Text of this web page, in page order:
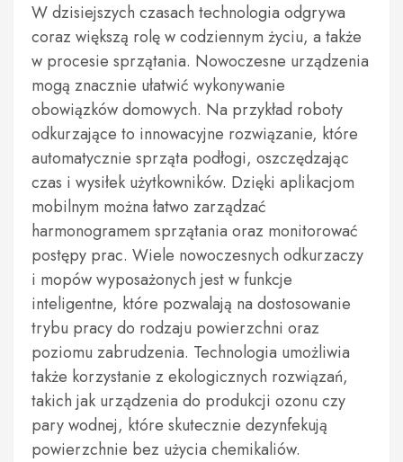
W dzisiejszych czasach technologia odgrywa
coraz większą rolę w codziennym życiu, a także
w procesie sprzątania. Nowoczesne urządzenia
mogą znacznie ułatwić wykonywanie
obowiązków domowych. Na przykład roboty
odkurzające to innowacyjne rozwiązanie, które
automatycznie sprząta podłogi, oszczędzając
czas i wysiłek użytkowników. Dzięki aplikacjom
mobilnym można łatwo zarządzać
harmonogramem sprzątania oraz monitorować
postępy prac. Wiele nowoczesnych odkurzaczy
i mopów wyposażonych jest w funkcje
inteligentne, które pozwalają na dostosowanie
trybu pracy do rodzaju powierzchni oraz
poziomu zabrudzenia. Technologia umożliwia
także korzystanie z ekologicznych rozwiązań,
takich jak urządzenia do produkcji ozonu czy
pary wodnej, które skutecznie dezynfekują
powierzchnie bez użycia chemikaliów.